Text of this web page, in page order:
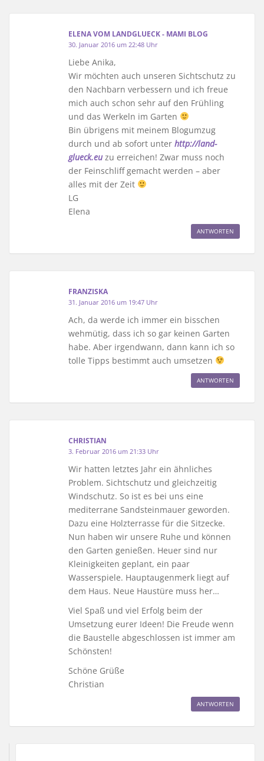
ELENA VOM LANDGLUECK - MAMI BLOG
30. Januar 2016 um 22:48 Uhr
Liebe Anika,
Wir möchten auch unseren Sichtschutz zu
den Nachbarn verbessern und ich freue
mich auch schon sehr auf den Frühling
und das Werkeln im Garten
Bin übrigens mit meinem Blogumzug
durch und ab sofort unter http://land-
glueck.eu zu erreichen! Zwar muss noch
der Feinschliff gemacht werden – aber
alles mit der Zeit
LG
Elena
ANTWORTEN
FRANZISKA
31. Januar 2016 um 19:47 Uhr
Ach, da werde ich immer ein bisschen
wehmütig, dass ich so gar keinen Garten
habe. Aber irgendwann, dann kann ich so
tolle Tipps bestimmt auch umsetzen
ANTWORTEN
CHRISTIAN
3. Februar 2016 um 21:33 Uhr
Wir hatten letztes Jahr ein ähnliches
Problem. Sichtschutz und gleichzeitig
Windschutz. So ist es bei uns eine
mediterrane Sandsteinmauer geworden.
Dazu eine Holzterrasse für die Sitzecke.
Nun haben wir unsere Ruhe und können
den Garten genießen. Heuer sind nur
Kleinigkeiten geplant, ein paar
Wasserspiele. Hauptaugenmerk liegt auf
dem Haus. Neue Haustüre muss her…
Viel Spaß und viel Erfolg beim der
Umsetzung eurer Ideen! Die Freude wenn
die Baustelle abgeschlossen ist immer am
Schönsten!
Schöne Grüße
Christian
ANTWORTEN